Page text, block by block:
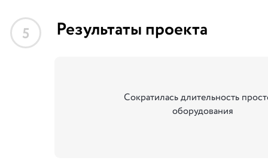
5 Результаты проекта
Сократилась длительность
оборудования